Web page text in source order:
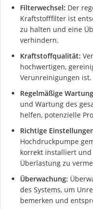
Filterwechsel: Der
Kraftstofffilter ist
zu halten und eine
verhindern.
Kraftstoffqualität:
hochwertigen,
Verunreinigungen ist.
Regelmäßige
und Wartung des
helfen, potenzielle
Richtige
Hochdruckpumpe
korrekt installiert
Überlastung zu
Überwachung:
des Systems, um
bemerken und